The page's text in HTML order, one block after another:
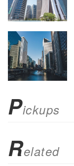
height=450,
menubar=no,
toolbar=no,
scrollbars=yes'
false;"> シェア
Pickups
Related